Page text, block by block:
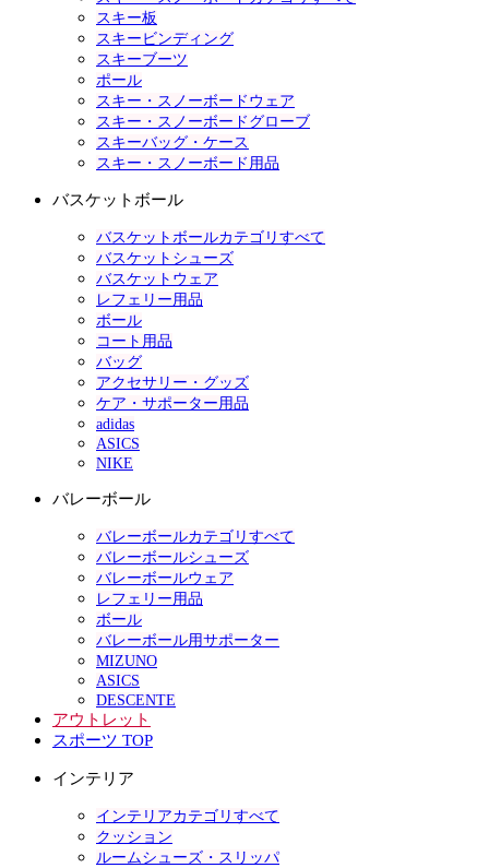
スキー板
スキービンディング
スキーブーツ
ポール
スキー・スノーボードウェア
スキー・スノーボードグローブ
スキーバッグ・ケース
スキー・スノーボード用品
バスケットボール
バスケットボールカテゴリすべて
バスケットシューズ
バスケットウェア
レフェリー用品
ボール
コート用品
バッグ
アクセサリー・グッズ
ケア・サポーター用品
adidas
ASICS
NIKE
バレーボール
バレーボールカテゴリすべて
バレーボールシューズ
バレーボールウェア
レフェリー用品
ボール
バレーボール用サポーター
MIZUNO
ASICS
DESCENTE
アウトレット
スポーツ TOP
インテリア
インテリアカテゴリすべて
クッション
ルームシューズ・スリッパ